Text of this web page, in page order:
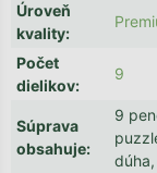
Úroveň
kvality:
Počet
dielikov:
9
Súprava
obsahuje:
9